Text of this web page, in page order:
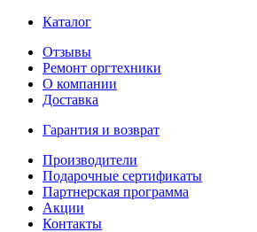
Каталог
Отзывы
Ремонт оргтехники
О компании
Доставка
Гарантия и возврат
Производители
Подарочные сертификаты
Партнерская программа
Акции
Контакты